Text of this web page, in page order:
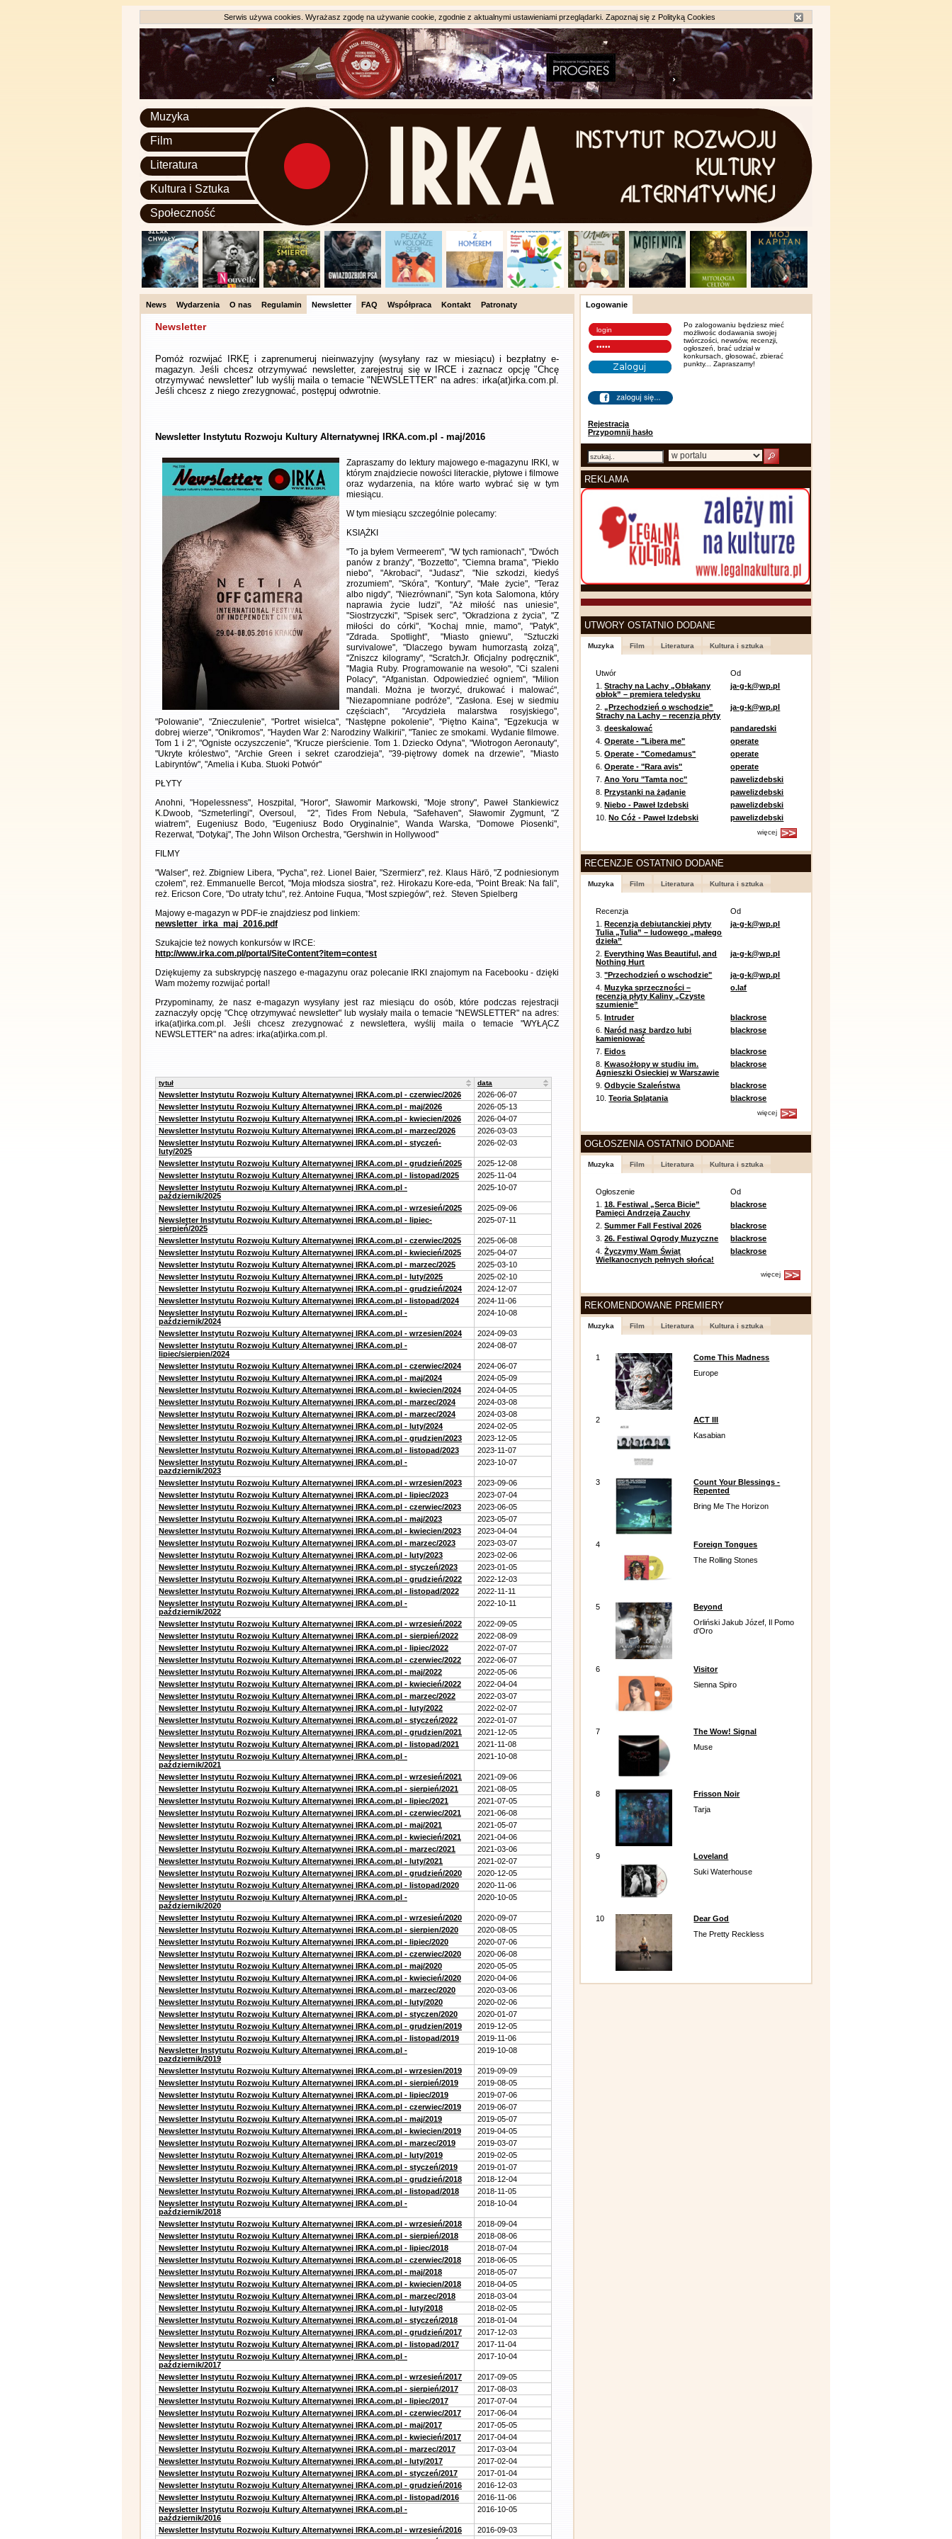
Serwis używa cookies. Wyrażasz zgodę na używanie cookie, zgodnie z aktualnymi ustawieniami przeglądarki. Zapoznaj się z Polityką Cookies
Muzyka
Film
Literatura
Kultura i Sztuka
Społeczność
News Wydarzenia O nas Regulamin Newsletter FAQ Współpraca Kontakt Patronaty
Newsletter
Pomóż rozwijać IRKĘ i zaprenumeruj nieinwazyjny (wysyłany raz w miesiącu) i bezpłatny e-
magazyn. Jeśli chcesz otrzymywać newsletter, zarejestruj się w IRCE i zaznacz opcję "Chcę
otrzymywać newsletter" lub wyślij maila o temacie "NEWSLETTER" na adres: irka(at)irka.com.pl.
Jeśli chcesz z niego zrezygnować, postępuj odwrotnie.
Newsletter Instytutu Rozwoju Kultury Alternatywnej IRKA.com.pl - maj/2016
Zapraszamy do lektury majowego e-magazynu IRKI, w
którym znajdziecie nowości literackie, płytowe i filmowe
oraz wydarzenia, na które warto wybrać się w tym
miesiącu.
W tym miesiącu szczególnie polecamy:
KSIĄŻKI
"To ja byłem Vermeerem", "W tych ramionach", "Dwóch
panów z branży", "Bozzetto", "Ciemna brama", "Piekło
niebo", "Akrobaci", "Judasz", "Nie szkodzi, kiedyś
zrozumiem", "Skóra", "Kontury", "Małe życie", "Teraz
albo nigdy", "Niezrównani", "Syn kota Salomona, który
naprawia życie ludzi", "Aż miłość nas uniesie",
"Siostrzyczki", "Spisek serc", "Okradziona z życia", "Z
miłości do córki", "Kochaj mnie, mamo", "Patyk",
"Zdrada. Spotlight", "Miasto gniewu", "Sztuczki
survivalowe", "Dlaczego bywam humorzastą zołzą",
"Zniszcz kilogramy", "ScratchJr. Oficjalny podręcznik",
"Magia Ruby. Programowanie na wesoło", "Ci szaleni
Polacy", "Afganistan. Odpowiedzieć ogniem", "Milion
mandali. Można je tworzyć, drukować i malować",
"Niezapomniane podróże", "Zasłona. Esej w siedmiu
częściach", "Arcydzieła malarstwa rosyjskiego",
"Polowanie", "Znieczulenie", "Portret wisielca", "Następne pokolenie", "Piętno Kaina", "Egzekucja w
dobrej wierze", "Onikromos", "Hayden War 2: Narodziny Walkirii", "Taniec ze smokami. Wydanie filmowe.
Tom 1 i 2", "Ogniste oczyszczenie", "Krucze pierścienie. Tom 1. Dziecko Odyna", "Wiotrogon Aeronauty",
"Ukryte królestwo", "Archie Green i sekret czarodzieja", "39-piętrowy domek na drzewie", "Miasto
Labiryntów", "Amelia i Kuba. Stuoki Potwór"
PŁYTY
Anohni, "Hopelessness", Hoszpital, "Horor", Sławomir Markowski, "Moje strony", Paweł Stankiewicz
K.Dwoob, "Szmeterlingi", Oversoul, "2", Tides From Nebula, "Safehaven", Sławomir Zygmunt, "Z
wiatrem", Eugeniusz Bodo, "Eugeniusz Bodo Oryginalnie", Wanda Warska, "Domowe Piosenki",
Rezerwat, "Dotykaj", The John Wilson Orchestra, "Gershwin in Hollywood"
FILMY
"Walser", reż. Zbigniew Libera, "Pycha", reż. Lionel Baier, "Szermierz", reż. Klaus Härö, "Z podniesionym
czołem", reż. Emmanuelle Bercot, "Moja młodsza siostra", reż. Hirokazu Kore-eda, "Point Break: Na fali",
reż. Ericson Core, "Do utraty tchu", reż. Antoine Fuqua, "Most szpiegów", reż. Steven Spielberg
Majowy e-magazyn w PDF-ie znajdziesz pod linkiem:
newsletter_irka_maj_2016.pdf
Szukajcie też nowych konkursów w IRCE:
http://www.irka.com.pl/portal/SiteContent?item=contest
Dziękujemy za subskrypcję naszego e-magazynu oraz polecanie IRKI znajomym na Facebooku - dzięki
Wam możemy rozwijać portal!
Przypominamy, że nasz e-magazyn wysyłany jest raz miesiącu do osób, które podczas rejestracji
zaznaczyły opcję "Chcę otrzymywać newsletter" lub wysłały maila o temacie "NEWSLETTER" na adres:
irka(at)irka.com.pl. Jeśli chcesz zrezygnować z newslettera, wyślij maila o temacie "WYŁĄCZ
NEWSLETTER" na adres: irka(at)irka.com.pl.
tytuł data
Newsletter Instytutu Rozwoju Kultury Alternatywnej IRKA.com.pl - czerwiec/2026
2026-06-07
Newsletter Instytutu Rozwoju Kultury Alternatywnej IRKA.com.pl - maj/2026
2026-05-13
Newsletter Instytutu Rozwoju Kultury Alternatywnej IRKA.com.pl - kwiecien/2026
2026-04-07
Newsletter Instytutu Rozwoju Kultury Alternatywnej IRKA.com.pl - marzec/2026
2026-03-03
Newsletter Instytutu Rozwoju Kultury Alternatywnej IRKA.com.pl - styczeń-
luty/2025
2026-02-03
Newsletter Instytutu Rozwoju Kultury Alternatywnej IRKA.com.pl - grudzień/2025
2025-12-08
Newsletter Instytutu Rozwoju Kultury Alternatywnej IRKA.com.pl - listopad/2025
2025-11-04
Newsletter Instytutu Rozwoju Kultury Alternatywnej IRKA.com.pl -
październik/2025
2025-10-07
Newsletter Instytutu Rozwoju Kultury Alternatywnej IRKA.com.pl - wrzesień/2025
2025-09-06
Newsletter Instytutu Rozwoju Kultury Alternatywnej IRKA.com.pl - lipiec-
sierpień/2025
2025-07-11
Newsletter Instytutu Rozwoju Kultury Alternatywnej IRKA.com.pl - czerwiec/2025
2025-06-08
Newsletter Instytutu Rozwoju Kultury Alternatywnej IRKA.com.pl - kwiecień/2025
2025-04-07
Newsletter Instytutu Rozwoju Kultury Alternatywnej IRKA.com.pl - marzec/2025
2025-03-10
Newsletter Instytutu Rozwoju Kultury Alternatywnej IRKA.com.pl - luty/2025
2025-02-10
Newsletter Instytutu Rozwoju Kultury Alternatywnej IRKA.com.pl - grudzień/2024
2024-12-07
Newsletter Instytutu Rozwoju Kultury Alternatywnej IRKA.com.pl - listopad/2024
2024-11-06
Newsletter Instytutu Rozwoju Kultury Alternatywnej IRKA.com.pl -
październik/2024
2024-10-08
Newsletter Instytutu Rozwoju Kultury Alternatywnej IRKA.com.pl - wrzesien/2024
2024-09-03
Newsletter Instytutu Rozwoju Kultury Alternatywnej IRKA.com.pl -
lipiec/sierpien/2024
2024-08-07
Newsletter Instytutu Rozwoju Kultury Alternatywnej IRKA.com.pl - czerwiec/2024
2024-06-07
Newsletter Instytutu Rozwoju Kultury Alternatywnej IRKA.com.pl - maj/2024
2024-05-09
Newsletter Instytutu Rozwoju Kultury Alternatywnej IRKA.com.pl - kwiecien/2024
2024-04-05
Newsletter Instytutu Rozwoju Kultury Alternatywnej IRKA.com.pl - marzec/2024
2024-03-08
Newsletter Instytutu Rozwoju Kultury Alternatywnej IRKA.com.pl - marzec/2024
2024-03-08
Newsletter Instytutu Rozwoju Kultury Alternatywnej IRKA.com.pl - luty/2024
2024-02-05
Newsletter Instytutu Rozwoju Kultury Alternatywnej IRKA.com.pl - grudzien/2023
2023-12-05
Newsletter Instytutu Rozwoju Kultury Alternatywnej IRKA.com.pl - listopad/2023
2023-11-07
Newsletter Instytutu Rozwoju Kultury Alternatywnej IRKA.com.pl -
pazdziernik/2023
2023-10-07
Newsletter Instytutu Rozwoju Kultury Alternatywnej IRKA.com.pl - wrzesien/2023
2023-09-06
Newsletter Instytutu Rozwoju Kultury Alternatywnej IRKA.com.pl - lipiec/2023
2023-07-04
Newsletter Instytutu Rozwoju Kultury Alternatywnej IRKA.com.pl - czerwiec/2023
2023-06-05
Newsletter Instytutu Rozwoju Kultury Alternatywnej IRKA.com.pl - maj/2023
2023-05-07
Newsletter Instytutu Rozwoju Kultury Alternatywnej IRKA.com.pl - kwiecien/2023
2023-04-04
Newsletter Instytutu Rozwoju Kultury Alternatywnej IRKA.com.pl - marzec/2023
2023-03-07
Newsletter Instytutu Rozwoju Kultury Alternatywnej IRKA.com.pl - luty/2023
2023-02-06
Newsletter Instytutu Rozwoju Kultury Alternatywnej IRKA.com.pl - styczeń/2023
2023-01-05
Newsletter Instytutu Rozwoju Kultury Alternatywnej IRKA.com.pl - grudzień/2022
2022-12-03
Newsletter Instytutu Rozwoju Kultury Alternatywnej IRKA.com.pl - listopad/2022
2022-11-11
Newsletter Instytutu Rozwoju Kultury Alternatywnej IRKA.com.pl -
październik/2022
2022-10-11
Newsletter Instytutu Rozwoju Kultury Alternatywnej IRKA.com.pl - wrzesień/2022
2022-09-05
Newsletter Instytutu Rozwoju Kultury Alternatywnej IRKA.com.pl - sierpień/2022
2022-08-09
Newsletter Instytutu Rozwoju Kultury Alternatywnej IRKA.com.pl - lipiec/2022
2022-07-07
Newsletter Instytutu Rozwoju Kultury Alternatywnej IRKA.com.pl - czerwiec/2022
2022-06-07
Newsletter Instytutu Rozwoju Kultury Alternatywnej IRKA.com.pl - maj/2022
2022-05-06
Newsletter Instytutu Rozwoju Kultury Alternatywnej IRKA.com.pl - kwiecień/2022
2022-04-04
Newsletter Instytutu Rozwoju Kultury Alternatywnej IRKA.com.pl - marzec/2022
2022-03-07
Newsletter Instytutu Rozwoju Kultury Alternatywnej IRKA.com.pl - luty/2022
2022-02-07
Newsletter Instytutu Rozwoju Kultury Alternatywnej IRKA.com.pl - styczeń/2022
2022-01-07
Newsletter Instytutu Rozwoju Kultury Alternatywnej IRKA.com.pl - grudzien/2021
2021-12-05
Newsletter Instytutu Rozwoju Kultury Alternatywnej IRKA.com.pl - listopad/2021
2021-11-08
Newsletter Instytutu Rozwoju Kultury Alternatywnej IRKA.com.pl -
październik/2021
2021-10-08
Newsletter Instytutu Rozwoju Kultury Alternatywnej IRKA.com.pl - wrzesień/2021
2021-09-06
Newsletter Instytutu Rozwoju Kultury Alternatywnej IRKA.com.pl - sierpień/2021
2021-08-05
Newsletter Instytutu Rozwoju Kultury Alternatywnej IRKA.com.pl - lipiec/2021
2021-07-05
Newsletter Instytutu Rozwoju Kultury Alternatywnej IRKA.com.pl - czerwiec/2021
2021-06-08
Newsletter Instytutu Rozwoju Kultury Alternatywnej IRKA.com.pl - maj/2021
2021-05-07
Newsletter Instytutu Rozwoju Kultury Alternatywnej IRKA.com.pl - kwiecień/2021
2021-04-06
Newsletter Instytutu Rozwoju Kultury Alternatywnej IRKA.com.pl - marzec/2021
2021-03-06
Newsletter Instytutu Rozwoju Kultury Alternatywnej IRKA.com.pl - luty/2021
2021-02-07
Newsletter Instytutu Rozwoju Kultury Alternatywnej IRKA.com.pl - grudzień/2020
2020-12-05
Newsletter Instytutu Rozwoju Kultury Alternatywnej IRKA.com.pl - listopad/2020
2020-11-06
Newsletter Instytutu Rozwoju Kultury Alternatywnej IRKA.com.pl -
październik/2020
2020-10-05
Newsletter Instytutu Rozwoju Kultury Alternatywnej IRKA.com.pl - wrzesień/2020
2020-09-07
Newsletter Instytutu Rozwoju Kultury Alternatywnej IRKA.com.pl - sierpien/2020
2020-08-05
Newsletter Instytutu Rozwoju Kultury Alternatywnej IRKA.com.pl - lipiec/2020
2020-07-06
Newsletter Instytutu Rozwoju Kultury Alternatywnej IRKA.com.pl - czerwiec/2020
2020-06-08
Newsletter Instytutu Rozwoju Kultury Alternatywnej IRKA.com.pl - maj/2020
2020-05-05
Newsletter Instytutu Rozwoju Kultury Alternatywnej IRKA.com.pl - kwiecień/2020
2020-04-06
Newsletter Instytutu Rozwoju Kultury Alternatywnej IRKA.com.pl - marzec/2020
2020-03-06
Newsletter Instytutu Rozwoju Kultury Alternatywnej IRKA.com.pl - luty/2020
2020-02-06
Newsletter Instytutu Rozwoju Kultury Alternatywnej IRKA.com.pl - styczen/2020
2020-01-07
Newsletter Instytutu Rozwoju Kultury Alternatywnej IRKA.com.pl - grudzien/2019
2019-12-05
Newsletter Instytutu Rozwoju Kultury Alternatywnej IRKA.com.pl - listopad/2019
2019-11-06
Newsletter Instytutu Rozwoju Kultury Alternatywnej IRKA.com.pl -
pazdziernik/2019
2019-10-08
Newsletter Instytutu Rozwoju Kultury Alternatywnej IRKA.com.pl - wrzesien/2019
2019-09-09
Newsletter Instytutu Rozwoju Kultury Alternatywnej IRKA.com.pl - sierpień/2019
2019-08-05
Newsletter Instytutu Rozwoju Kultury Alternatywnej IRKA.com.pl - lipiec/2019
2019-07-06
Newsletter Instytutu Rozwoju Kultury Alternatywnej IRKA.com.pl - czerwiec/2019
2019-06-07
Newsletter Instytutu Rozwoju Kultury Alternatywnej IRKA.com.pl - maj/2019
2019-05-07
Newsletter Instytutu Rozwoju Kultury Alternatywnej IRKA.com.pl - kwiecien/2019
2019-04-05
Newsletter Instytutu Rozwoju Kultury Alternatywnej IRKA.com.pl - marzec/2019
2019-03-07
Newsletter Instytutu Rozwoju Kultury Alternatywnej IRKA.com.pl - luty/2019
2019-02-05
Newsletter Instytutu Rozwoju Kultury Alternatywnej IRKA.com.pl - styczeń/2019
2019-01-07
Newsletter Instytutu Rozwoju Kultury Alternatywnej IRKA.com.pl - grudzień/2018
2018-12-04
Newsletter Instytutu Rozwoju Kultury Alternatywnej IRKA.com.pl - listopad/2018
2018-11-05
Newsletter Instytutu Rozwoju Kultury Alternatywnej IRKA.com.pl -
październik/2018
2018-10-04
Newsletter Instytutu Rozwoju Kultury Alternatywnej IRKA.com.pl - wrzesień/2018
2018-09-04
Newsletter Instytutu Rozwoju Kultury Alternatywnej IRKA.com.pl - sierpień/2018
2018-08-06
Newsletter Instytutu Rozwoju Kultury Alternatywnej IRKA.com.pl - lipiec/2018
2018-07-04
Newsletter Instytutu Rozwoju Kultury Alternatywnej IRKA.com.pl - czerwiec/2018
2018-06-05
Newsletter Instytutu Rozwoju Kultury Alternatywnej IRKA.com.pl - maj/2018
2018-05-07
Newsletter Instytutu Rozwoju Kultury Alternatywnej IRKA.com.pl - kwiecien/2018
2018-04-05
Newsletter Instytutu Rozwoju Kultury Alternatywnej IRKA.com.pl - marzec/2018
2018-03-04
Newsletter Instytutu Rozwoju Kultury Alternatywnej IRKA.com.pl - luty/2018
2018-02-05
Newsletter Instytutu Rozwoju Kultury Alternatywnej IRKA.com.pl - styczeń/2018
2018-01-04
Newsletter Instytutu Rozwoju Kultury Alternatywnej IRKA.com.pl - grudzień/2017
2017-12-03
Newsletter Instytutu Rozwoju Kultury Alternatywnej IRKA.com.pl - listopad/2017
2017-11-04
Newsletter Instytutu Rozwoju Kultury Alternatywnej IRKA.com.pl -
październik/2017
2017-10-04
Newsletter Instytutu Rozwoju Kultury Alternatywnej IRKA.com.pl - wrzesień/2017
2017-09-05
Newsletter Instytutu Rozwoju Kultury Alternatywnej IRKA.com.pl - sierpień/2017
2017-08-03
Newsletter Instytutu Rozwoju Kultury Alternatywnej IRKA.com.pl - lipiec/2017
2017-07-04
Newsletter Instytutu Rozwoju Kultury Alternatywnej IRKA.com.pl - czerwiec/2017
2017-06-04
Newsletter Instytutu Rozwoju Kultury Alternatywnej IRKA.com.pl - maj/2017
2017-05-05
Newsletter Instytutu Rozwoju Kultury Alternatywnej IRKA.com.pl - kwiecień/2017
2017-04-04
Newsletter Instytutu Rozwoju Kultury Alternatywnej IRKA.com.pl - marzec/2017
2017-03-04
Newsletter Instytutu Rozwoju Kultury Alternatywnej IRKA.com.pl - luty/2017
2017-02-04
Newsletter Instytutu Rozwoju Kultury Alternatywnej IRKA.com.pl - styczeń/2017
2017-01-04
Newsletter Instytutu Rozwoju Kultury Alternatywnej IRKA.com.pl - grudzień/2016
2016-12-03
Newsletter Instytutu Rozwoju Kultury Alternatywnej IRKA.com.pl - listopad/2016
2016-11-06
Newsletter Instytutu Rozwoju Kultury Alternatywnej IRKA.com.pl -
październik/2016
2016-10-05
Newsletter Instytutu Rozwoju Kultury Alternatywnej IRKA.com.pl - wrzesień/2016
2016-09-03
Logowanie
Rejestracja
Przypomnij hasło
Po zalogowaniu będziesz mieć
możliwośc dodawania swojej
twórczości, newsów, recenzji,
ogłoszeń, brać udział w
konkursach, głosować, zbierać
punkty... Zapraszamy!
REKLAMA
UTWORY OSTATNIO DODANE
Muzyka Film Literatura Kultura i sztuka
Utwór
Od
1.Strachy na Lachy „Obłąkany
obłok” – premiera teledysku
ja-g-k@wp.pl
2.„Przechodzień o wschodzie”
Strachy na Lachy – recenzja płyty
ja-g-k@wp.pl
3.deeskalować
pandaredski
4.Operate - "Libera me"
operate
5.Operate - "Comedamus"
operate
6.Operate - "Rara avis"
operate
7.Ano Yoru "Tamta noc"
pawelizdebski
8.Przystanki na żądanie
pawelizdebski
9.Niebo - Paweł Izdebski
pawelizdebski
10.No Cóż - Paweł Izdebski pawelizdebski
więcej
RECENZJE OSTATNIO DODANE
Muzyka Film Literatura Kultura i sztuka
Recenzja
Od
1.Recenzja debiutanckiej płyty
Tulia „Tulia” – ludowego „małego
dzieła”
ja-g-k@wp.pl
2.Everything Was Beautiful, and
Nothing Hurt
ja-g-k@wp.pl
3."Przechodzień o wschodzie"
ja-g-k@wp.pl
4.Muzyka sprzeczności –
recenzja płyty Kaliny „Czyste
szumienie”
o.laf
5.Intruder
blackrose
6.Naród nasz bardzo lubi
kamieniować
blackrose
7.Eidos
blackrose
8.Kwasożłopy w studiu im.
Agnieszki Osieckiej w Warszawie
blackrose
9.Odbycie Szaleństwa
blackrose
10.Teoria Splątania blackrose
więcej
OGŁOSZENIA OSTATNIO DODANE
Muzyka Film Literatura Kultura i sztuka
Ogłoszenie
Od
1.18. Festiwal „Serca Bicie”
Pamięci Andrzeja Zauchy
blackrose
2.Summer Fall Festival 2026
blackrose
3.26. Festiwal Ogrody Muzyczne
blackrose
4.Życzymy Wam Świąt
Wielkanocnych pełnych słońca!
blackrose
więcej
REKOMENDOWANE PREMIERY
Muzyka Film Literatura Kultura i sztuka
1
Come This Madness
Europe
2
ACT III
Kasabian
3
Count Your Blessings -
Repented
Bring Me The Horizon
4
Foreign Tongues
The Rolling Stones
5
Beyond
Orliński Jakub Józef, Il Pomo
d'Oro
6
Visitor
Sienna Spiro
7
The Wow! Signal
Muse
8
Frisson Noir
Tarja
9
Loveland
Suki Waterhouse
10
Dear God
The Pretty Reckless